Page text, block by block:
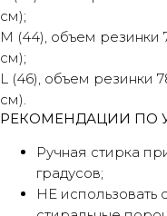
см);
М (44), объем резинки
см);
L (46), объем резинки
см).
РЕКОМЕНДАЦИИ ПО
Ручная стирка
градусов;
НЕ использовать